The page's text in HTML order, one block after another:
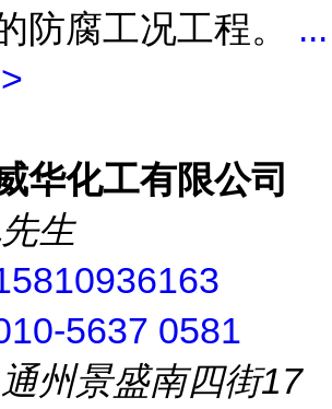
防腐工况工程。 ...
华化工有限公司
生
5637 0581
州景盛南四街17